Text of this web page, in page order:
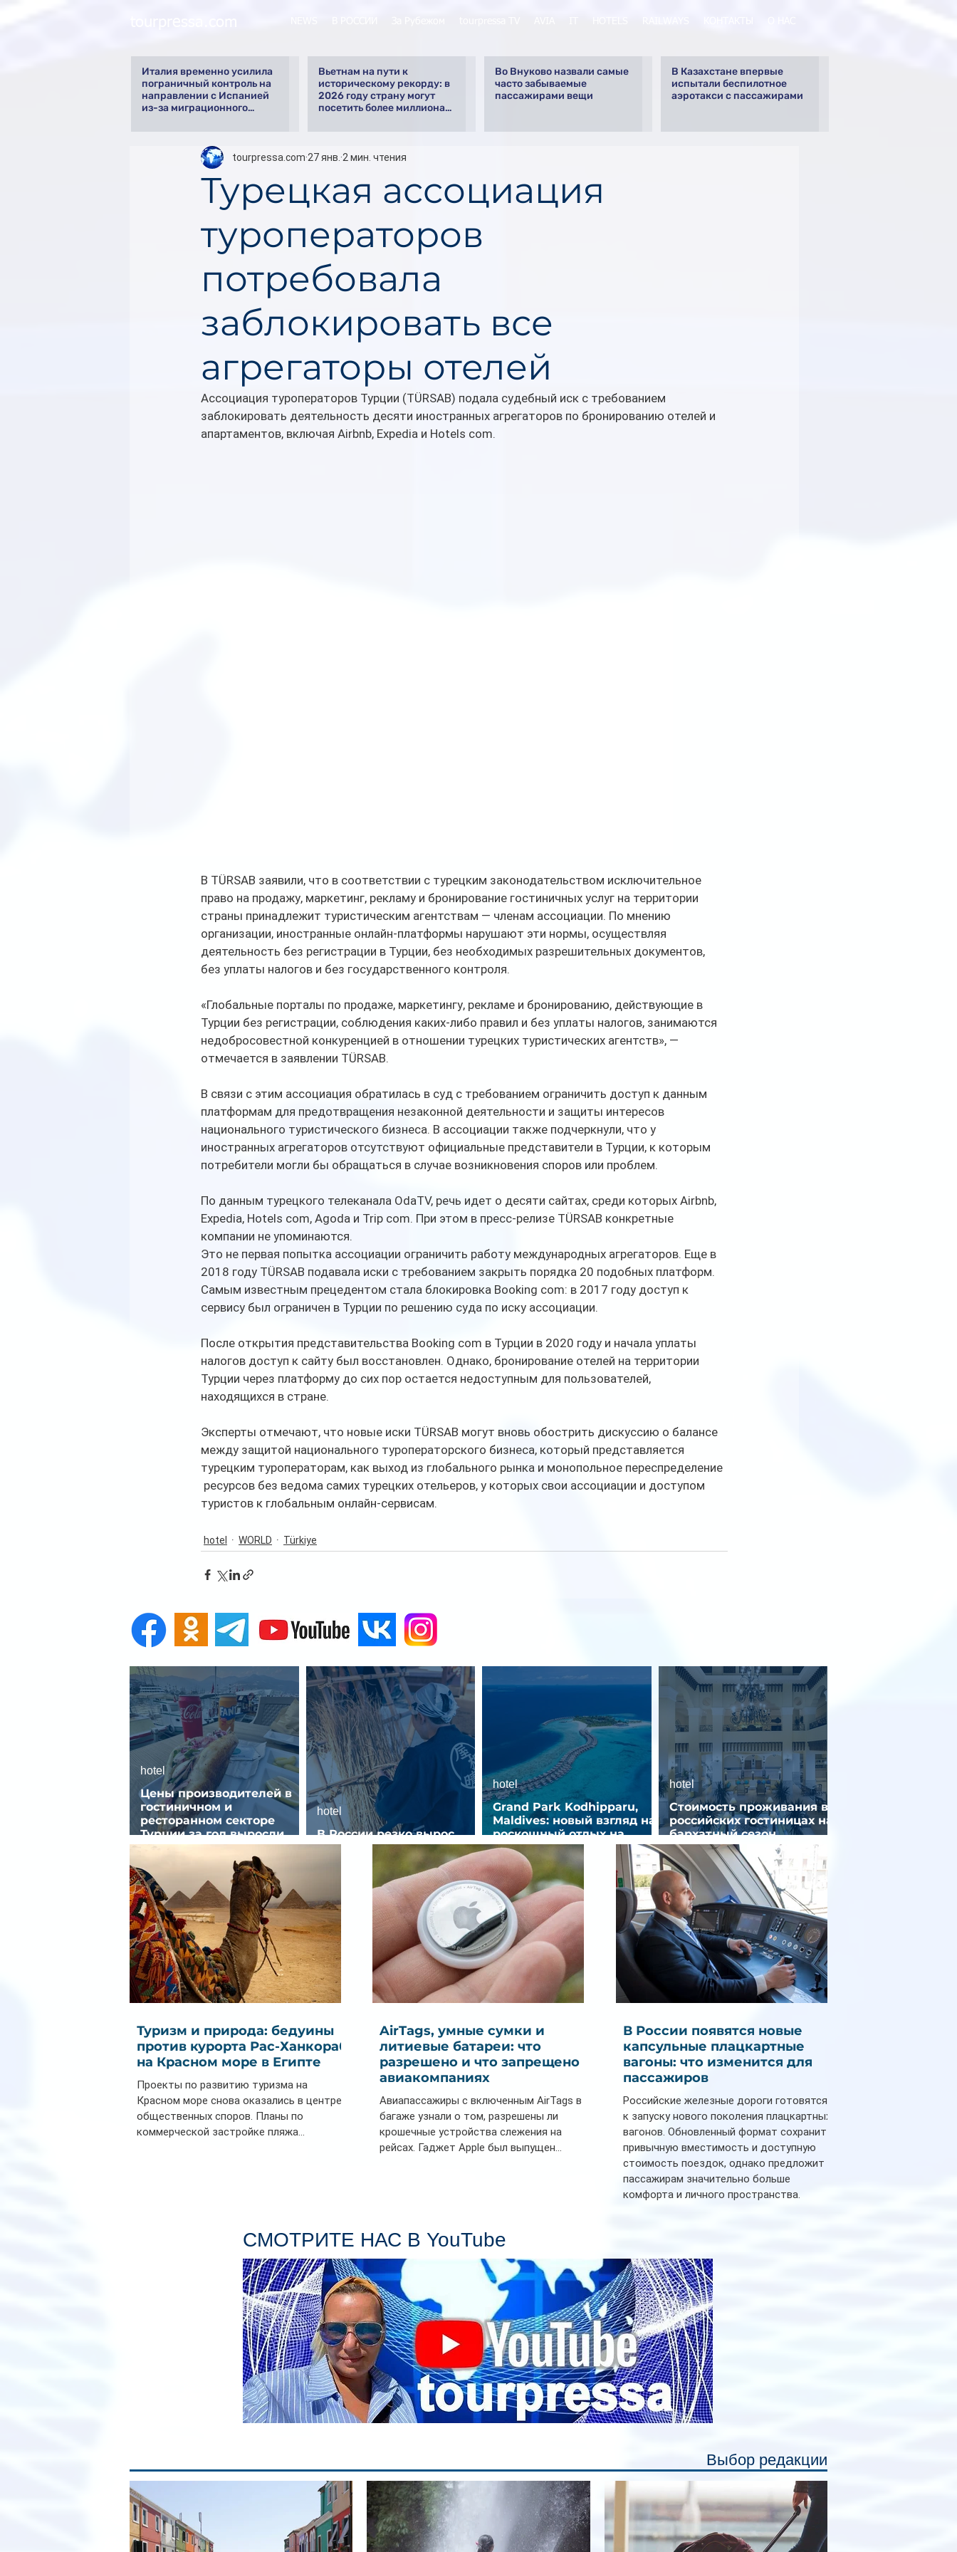
Италия временно усилила
пограничный контроль на
направлении с Испанией
из-за миграционного
Вьетнам на пути к
историческому рекорду: в
2026 году страну могут
посетить более миллиона
Во Внуково назвали самые
часто забываемые
пассажирами вещи
В Казахстане впервые
испытали беспилотное
аэротакси с пассажирами
Турецкая ассоциация
туроператоров
потребовала
заблокировать все
агрегаторы отелей
tourpressa.com 27 янв. 2 мин. чтения
Ассоциация туроператоров Турции (TÜRSAB) подала судебный иск с требованием
заблокировать деятельность десяти иностранных агрегаторов по бронированию отелей и
апартаментов, включая Airbnb, Expedia и Hotels com.
В TÜRSAB заявили, что в соответствии с турецким законодательством исключительное
право на продажу, маркетинг, рекламу и бронирование гостиничных услуг на территории
страны принадлежит туристическим агентствам — членам ассоциации. По мнению
организации, иностранные онлайн-платформы нарушают эти нормы, осуществляя
деятельность без регистрации в Турции, без необходимых разрешительных документов,
без уплаты налогов и без государственного контроля.
«Глобальные порталы по продаже, маркетингу, рекламе и бронированию, действующие в
Турции без регистрации, соблюдения каких-либо правил и без уплаты налогов, занимаются
недобросовестной конкуренцией в отношении турецких туристических агентств», —
отмечается в заявлении TÜRSAB.
В связи с этим ассоциация обратилась в суд с требованием ограничить доступ к данным
платформам для предотвращения незаконной деятельности и защиты интересов
национального туристического бизнеса. В ассоциации также подчеркнули, что у
иностранных агрегаторов отсутствуют официальные представители в Турции, к которым
потребители могли бы обращаться в случае возникновения споров или проблем.
По данным турецкого телеканала OdaTV, речь идет о десяти сайтах, среди которых Airbnb,
Expedia, Hotels com, Agoda и Trip com. При этом в пресс-релизе TÜRSAB конкретные
компании не упоминаются.
Это не первая попытка ассоциации ограничить работу международных агрегаторов. Еще в
2018 году TÜRSAB подавала иски с требованием закрыть порядка 20 подобных платформ.
Самым известным прецедентом стала блокировка Booking com: в 2017 году доступ к
сервису был ограничен в Турции по решению суда по иску ассоциации.
После открытия представительства Booking com в Турции в 2020 году и начала уплаты
налогов доступ к сайту был восстановлен. Однако, бронирование отелей на территории
Турции через платформу до сих пор остается недоступным для пользователей,
находящихся в стране.
Эксперты отмечают, что новые иски TÜRSAB могут вновь обострить дискуссию о балансе
между защитой национального туроператорского бизнеса, который представляется
турецким туроператорам, как выход из глобального рынка и монопольное переспределение
ресурсов без ведома самих турецких отельеров, у которых свои ассоциации и доступом
туристов к глобальным онлайн-сервисам.
hotel WORLD Türkiye
Цены производителей в
гостиничном и
ресторанном секторе
Турции за год выросли
почти на 32%
hotel
В России резко вырос
спрос на отели без звезд
hotel
Grand Park Kodhipparu,
Maldives: новый взгляд на
роскошный отдых на
Мальдивах
hotel
Стоимость проживания в
российских гостиницах на
бархатный сезон
снизилась на 9%
hotel
Туризм и природа: бедуины
против курорта Рас-Ханкораб
на Красном море в Египте
Проекты по развитию туризма на
Красном море снова оказались в центре
общественных споров. Планы по
коммерческой застройке пляжа...
AirTags, умные сумки и
литиевые батареи: что
разрешено и что запрещено в
авиакомпаниях
Авиапассажиры с включенным AirTags в
багаже узнали о том, разрешены ли
крошечные устройства слежения на
рейсах. Гаджет Apple был выпущен...
В России появятся новые
капсульные плацкартные
вагоны: что изменится для
пассажиров
Российские железные дороги готовятся
к запуску нового поколения плацкартных
вагонов. Обновленный формат сохранит
привычную вместимость и доступную
стоимость поездок, однако предложит
пассажирам значительно больше
комфорта и личного пространства.
индивидуальные шторки у каждого
спального места. Они позволят
пассажирам закрыть свою полку во
время сна или отдыха, создав ощуще
СМОТРИТЕ НАС В YouTube
Выбор редакции